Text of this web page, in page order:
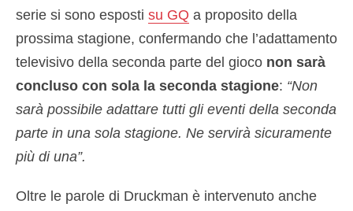
serie si sono esposti su GQ a proposito della
prossima stagione, confermando che l’adattamento
televisivo della seconda parte del gioco non sarà
concluso con sola la seconda stagione: “Non
sarà possibile adattare tutti gli eventi della seconda
parte in una sola stagione. Ne servirà sicuramente
più di una”.
Oltre le parole di Druckman è intervenuto anche